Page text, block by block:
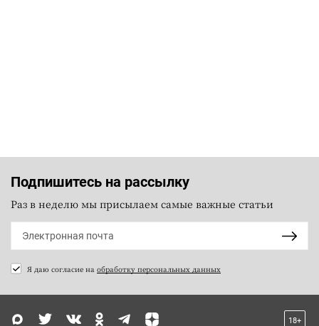
Подпишитесь на рассылку
Раз в неделю мы присылаем самые важные статьи
Я даю согласие на обработку персональных данных
18+